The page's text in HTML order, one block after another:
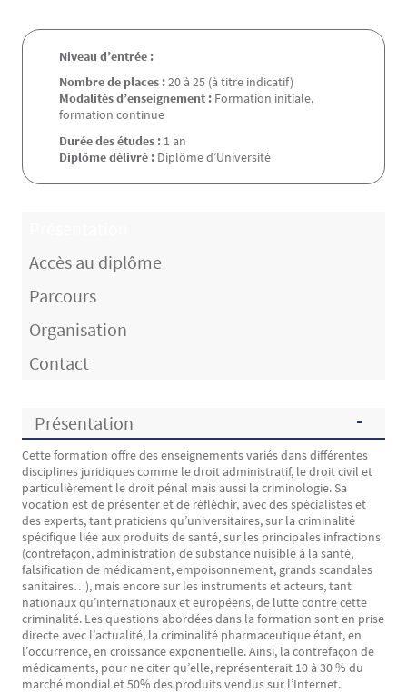
Niveau d’entrée :
Nombre de places :20 à 25 (à titre indicatif)
Modalités d’enseignement : Formation initiale,
formation continue
Durée des études : 1 an
Diplôme délivré : Diplôme d’Université
Accès au diplôme
Parcours
Organisation
Contact
Présentation
Présentation
Cette formation offre des enseignements variés dans différentes
disciplines juridiques comme le droit administratif, le droit civil et
particulièrement le droit pénal mais aussi la criminologie. Sa
vocation est de présenter et de réfléchir, avec des spécialistes et
des experts, tant praticiens qu’universitaires, sur la criminalité
spécifique liée aux produits de santé, sur les principales infractions
(contrefaçon, administration de substance nuisible à la santé,
falsification de médicament, empoisonnement, grands scandales
sanitaires…), mais encore sur les instruments et acteurs, tant
nationaux qu’internationaux et européens, de lutte contre cette
criminalité. Les questions abordées dans la formation sont en prise
directe avec l’actualité, la criminalité pharmaceutique étant, en
l’occurrence, en croissance exponentielle. Ainsi, la contrefaçon de
médicaments, pour ne citer qu’elle, représenterait 10 à 30 % du
marché mondial et 50% des produits vendus sur l’Internet.